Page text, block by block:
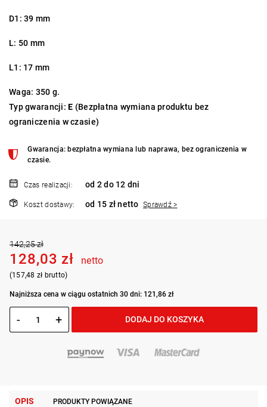
D1: 39 mm
L: 50 mm
L1: 17 mm
Waga: 350 g.
Typ gwarancji:E (Bezpłatna wymiana produktu bez
ograniczenia w czasie)
Gwarancja: bezpłatna wymiana lub naprawa, bez ograniczenia w
czasie.
Czas realizacji: od 2 do 12 dni
Koszt dostawy: od 15 zł netto Sprawdź >
142,25 zł
128,03 zł netto
(157,48 zł brutto)
Najniższa cena w ciągu ostatnich 30 dni: 121,86 zł
- + DODAJ DO KOSZYKA
OPIS PRODUKTY POWIĄZANE